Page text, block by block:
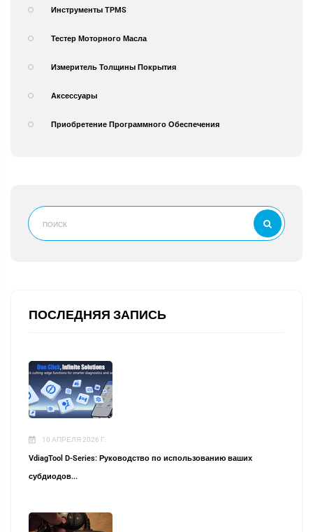
Инструменты TPMS
Тестер Моторного Масла
Измеритель Толщины Покрытия
Аксессуары
Приобретение Программного Обеспечения
ПОСЛЕДНЯЯ ЗАПИСЬ
10 АПРЕЛЯ 2026 Г.
VdiagTool D-Series: Руководство по использованию ваших
субдиодов...